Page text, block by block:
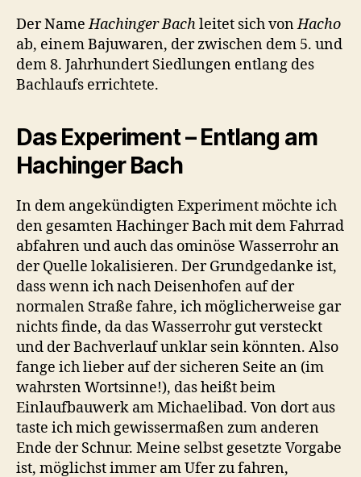
Der NameHachinger Bachleitet sich vonHacho
ab, einem Bajuwaren, der zwischen dem 5. und
dem 8. Jahrhundert Siedlungen entlang des
Bachlaufs errichtete.
Das Experiment – Entlang am
Hachinger Bach
In dem angekündigten Experiment möchte ich
den gesamten Hachinger Bach mit dem Fahrrad
abfahren und auch das ominöse Wasserrohr an
der Quelle lokalisieren. Der Grundgedanke ist,
dass wenn ich nach Deisenhofen auf der
normalen Straße fahre, ich möglicherweise gar
nichts finde, da das Wasserrohr gut versteckt
und der Bachverlauf unklar sein könnten. Also
fange ich lieber auf der sicheren Seite an (im
wahrsten Wortsinne!), das heißt beim
Einlaufbauwerk am Michaelibad. Von dort aus
taste ich mich gewissermaßen zum anderen
Ende der Schnur. Meine selbst gesetzte Vorgabe
ist, möglichst immer am Ufer zu fahren,